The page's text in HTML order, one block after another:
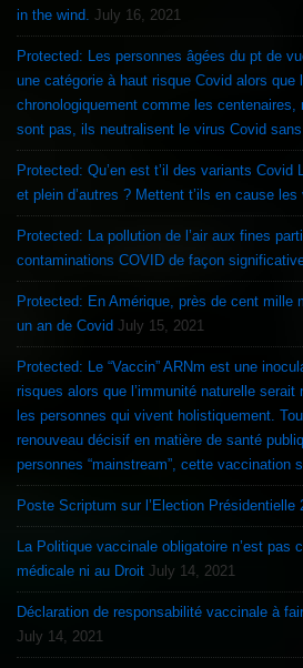
in the wind. July 16, 2021
Protected: Les personnes âgées du pt de
une catégorie à haut risque Covid alors que
chronologiquement comme les
sont pas, ils neutralisent le virus Covid
Protected: Qu’en est t’il des variants Covid
et plein d’autres ? Mettent t’ils en cause
Protected: La pollution de l’air aux fines
contaminations COVID de façon
Protected: En Amérique, près de cent mille
un an de Covid July 15, 2021
Protected: Le “Vaccin” ARNm est une
risques alors que l’immunité naturelle
les personnes qui vivent holistiquement.
renouveau décisif en matière de santé publique, pour la
personnes “mainstream”, cette vaccination
Poste Scriptum sur l’Election Présidentielle
La Politique vaccinale obligatoire n’est pas
médicale ni au Droit July 14, 2021
Déclaration de responsabilité vaccinale à
July 14, 2021